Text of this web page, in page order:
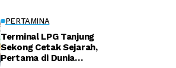
PERTAMINA
Terminal LPG Tanjung
Sekong Cetak Sejarah,
Pertama di Dunia